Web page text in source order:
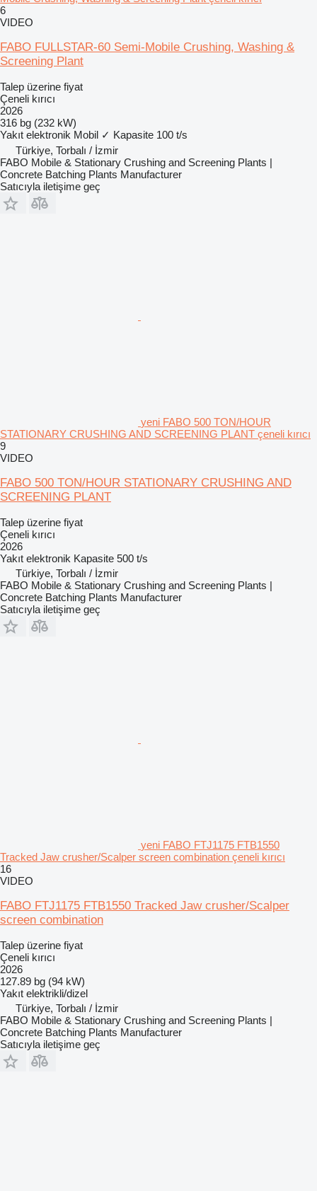
6
VIDEO
FABO FULLSTAR-60 Semi-Mobile Crushing, Washing &
Screening Plant
Talep üzerine fiyat
Çeneli kırıcı
2026
316 bg (232 kW)
Yakıt elektronik Mobil ✓ Kapasite 100 t/s
Türkiye, Torbalı / İzmir
FABO Mobile & Stationary Crushing and Screening Plants |
Concrete Batching Plants Manufacturer
Satıcıyla iletişime geç
yeni FABO 500 TON/HOUR
STATIONARY CRUSHING AND SCREENING PLANT çeneli kırıcı
9
VIDEO
FABO 500 TON/HOUR STATIONARY CRUSHING AND
SCREENING PLANT
Talep üzerine fiyat
Çeneli kırıcı
2026
Yakıt elektronik Kapasite 500 t/s
Türkiye, Torbalı / İzmir
FABO Mobile & Stationary Crushing and Screening Plants |
Concrete Batching Plants Manufacturer
Satıcıyla iletişime geç
yeni FABO FTJ1175 FTB1550
Tracked Jaw crusher/Scalper screen combination çeneli kırıcı
16
VIDEO
FABO FTJ1175 FTB1550 Tracked Jaw crusher/Scalper
screen combination
Talep üzerine fiyat
Çeneli kırıcı
2026
127.89 bg (94 kW)
Yakıt elektrikli/dizel
Türkiye, Torbalı / İzmir
FABO Mobile & Stationary Crushing and Screening Plants |
Concrete Batching Plants Manufacturer
Satıcıyla iletişime geç